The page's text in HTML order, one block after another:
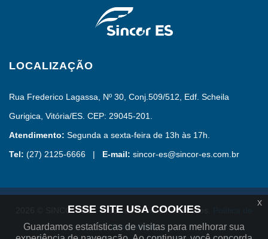
LOCALIZAÇÃO
Rua Frederico Lagassa, Nº 30, Conj.509/512, Edf. Scheila
Gurigica, Vitória/ES. CEP: 29045-201.
Atendimento: Segunda a sexta-feira de 13h às 17h.
Tel: (27) 2125-6666 | E-mail: sincor-es@sincor-es.com.br
2026 © SINCOR-ES - Todos os direitos reservados.
Privacidade
ESSE SITE USA COOKIES
Guardamos estatísticas de visitas para melhorar sua
x